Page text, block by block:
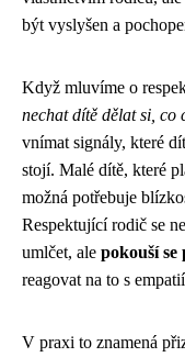
být vyslyšen a
Když mluvíme o
nechat dítě dělat si, co
vnímat signály, které
stojí. Malé dítě, které
možná potřebuje
Respektující rodič se
umlčet, ale pokouší se
reagovat na to s
V praxi to znamená